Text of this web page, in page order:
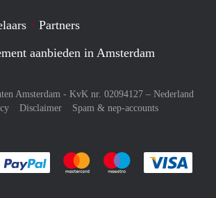
Partners
aanbieden in Amsterdam
Amsterdam - KvK nr. 02094127 – Nederland
Disclaimer
Spam & nep-accounts
Je rekent gemakkelijk af met Paypal
Je rekent gemakkelijk af met
Je rekent